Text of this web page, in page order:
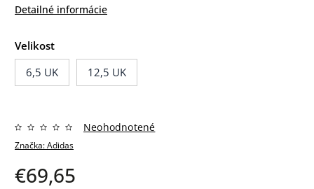
Detailné informácie
Velikost
6,5 UK
12,5 UK
Značka:Adidas
Neohodnotené
€69,65